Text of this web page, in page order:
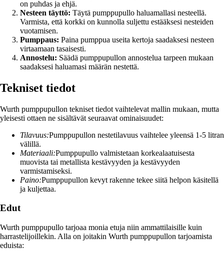
on puhdas ja ehjä.
Nesteen täyttö: Täytä pumppupullo haluamallasi nesteellä.
Varmista, että korkki on kunnolla suljettu estääksesi nesteiden
vuotamisen.
Pumppaus: Paina pumppua useita kertoja saadaksesi nesteen
virtaamaan tasaisesti.
Annostelu: Säädä pumppupullon annostelua tarpeen mukaan
saadaksesi haluamasi määrän nestettä.
Tekniset tiedot
Wurth pumppupullon tekniset tiedot vaihtelevat mallin mukaan, mutta
yleisesti ottaen ne sisältävät seuraavat ominaisuudet:
Tilavuus:Pumppupullon nestetilavuus vaihtelee yleensä 1-5 litran
välillä.
Materiaali:Pumppupullo valmistetaan korkealaatuisesta
muovista tai metallista kestävyyden ja kestävyyden
varmistamiseksi.
Paino:Pumppupullon kevyt rakenne tekee siitä helpon käsitellä
ja kuljettaa.
Edut
Wurth pumppupullo tarjoaa monia etuja niin ammattilaisille kuin
harrastelijoillekin. Alla on joitakin Wurth pumppupullon tarjoamista
eduista: